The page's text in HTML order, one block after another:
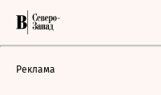
Реклама